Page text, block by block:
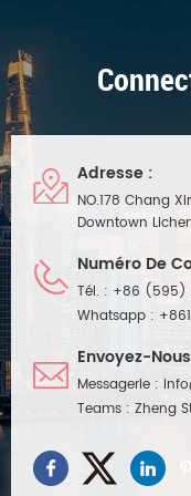
Adresse :
NO.178 Chang
Downtown
Numéro De
Tél. : +86 (595)
Whatsapp :
Envoyez-
Messagerie :
Teams : Zheng